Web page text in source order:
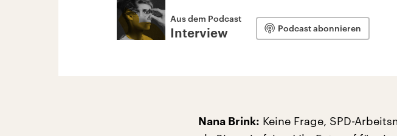
Aus dem Podcast
Interview Podcast abonnieren
Nana Brink: Keine Frage, SPD-